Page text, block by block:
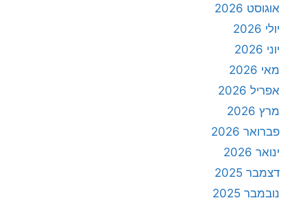
אוגוסט 2026
יולי 2026
יוני 2026
מאי 2026
אפריל 2026
מרץ 2026
פברואר 2026
ינואר 2026
דצמבר 2025
נובמבר 2025